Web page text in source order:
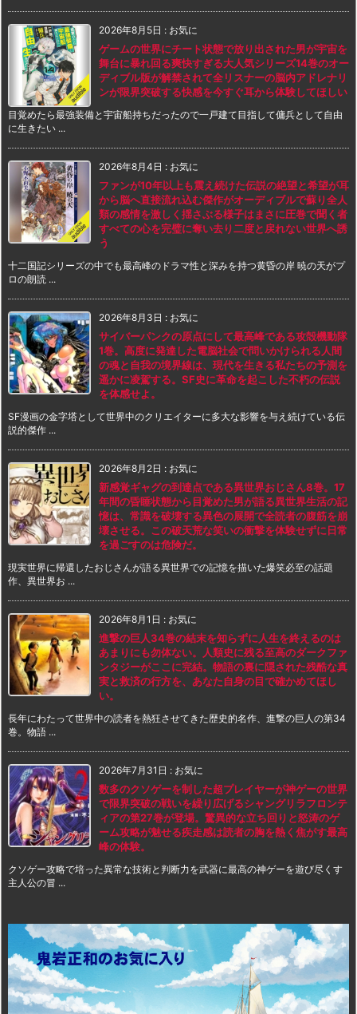
2026年8月5日 : お気に
ゲームの世界にチート状態で放り出された男が宇宙を
舞台に暴れ回る爽快すぎる大人気シリーズ14巻のオー
ディブル版が解禁されて全リスナーの脳内アドレナリ
ンが限界突破する快感を今すぐ耳から体験してほしい
目覚めたら最強装備と宇宙船持ちだったので一戸建て目指して傭兵として自由
に生きたい ...
2026年8月4日 : お気に
ファンが10年以上も震え続けた伝説の絶望と希望が耳
から脳へ直接流れ込む傑作がオーディブルで蘇り全人
類の感情を激しく揺さぶる様子はまさに圧巻で聞く者
すべての心を完璧に奪い去り二度と戻れない世界へ誘
う
十二国記シリーズの中でも最高峰のドラマ性と深みを持つ黄昏の岸 暁の天がプ
ロの朗読 ...
2026年8月3日 : お気に
サイバーパンクの原点にして最高峰である攻殻機動隊
1巻。高度に発達した電脳社会で問いかけられる人間
の魂と自我の境界線は、現代を生きる私たちの予測を
遥かに凌駕する。SF史に革命を起こした不朽の伝説
を体感せよ。
SF漫画の金字塔として世界中のクリエイターに多大な影響を与え続けている伝
説的傑作 ...
2026年8月2日 : お気に
新感覚ギャグの到達点である異世界おじさん8巻。17
年間の昏睡状態から目覚めた男が語る異世界生活の記
憶は、常識を破壊する異色の展開で全読者の腹筋を崩
壊させる。この破天荒な笑いの衝撃を体験せずに日常
を過ごすのは危険だ。
現実世界に帰還したおじさんが語る異世界での記憶を描いた爆笑必至の話題
作、異世界お ...
2026年8月1日 : お気に
進撃の巨人34巻の結末を知らずに人生を終えるのは
あまりにも勿体ない。人類史に残る至高のダークファ
ンタジーがここに完結。物語の裏に隠された残酷な真
実と救済の行方を、あなた自身の目で確かめてほし
い。
長年にわたって世界中の読者を熱狂させてきた歴史的名作、進撃の巨人の第34
巻。物語 ...
2026年7月31日 : お気に
数多のクソゲーを制した超プレイヤーが神ゲーの世界
で限界突破の戦いを繰り広げるシャングリラフロンテ
ィアの第27巻が登場。驚異的な立ち回りと怒涛のゲ
ーム攻略が魅せる疾走感は読者の胸を熱く焦がす最高
峰の体験。
クソゲー攻略で培った異常な技術と判断力を武器に最高の神ゲーを遊び尽くす
主人公の冒 ...